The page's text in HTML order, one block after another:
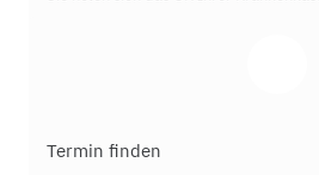
Termin finden